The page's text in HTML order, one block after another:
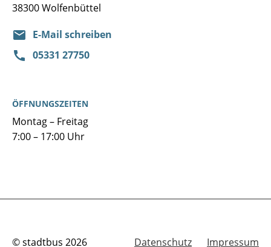
38300 Wolfenbüttel
E-Mail schreiben
05331 27750
ÖFFNUNGSZEITEN
Montag – Freitag
7:00 – 17:00 Uhr
© stadtbus 2026 Datenschutz Impressum